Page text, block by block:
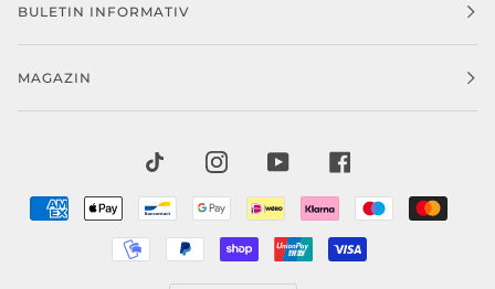
BULETIN INFORMATIV
MAGAZIN
TIKTOK INSTAGRAMYOUTUBE
AMERICANAPPLE
BANCONTACT
GOOGLEIDEAL KLARNA MAESTRO
MOBILEPAY
PAYPAL
SHOPIFY UNIONPAY